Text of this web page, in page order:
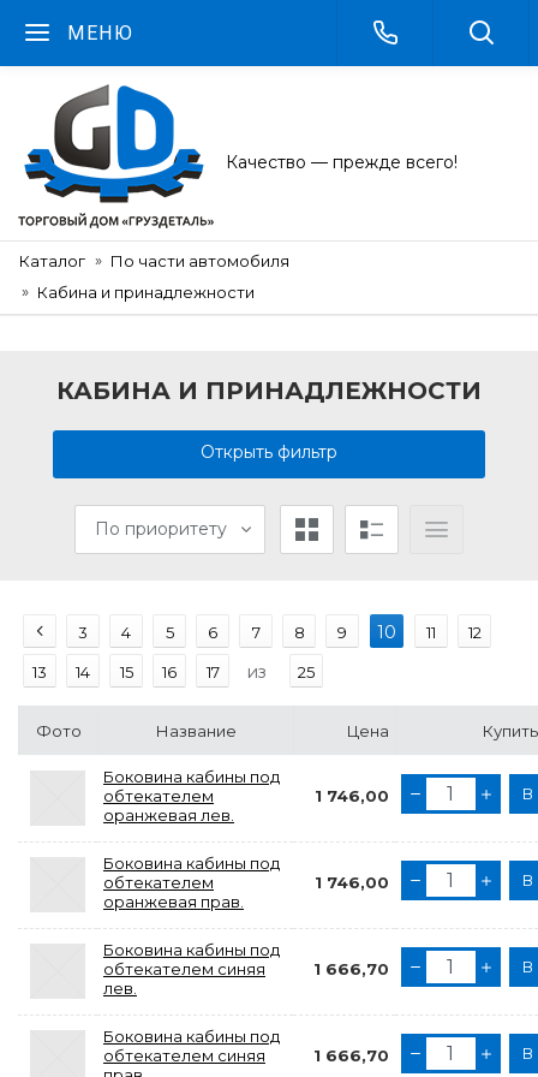
МЕНЮ
Качество — прежде всего!
Каталог
По части автомобиля
Кабина и принадлежности
КАБИНА И ПРИНАДЛЕЖНОСТИ
Открыть фильтр
По приоритету
3 4 5 6 7 8 9 10 11 12
13 14 15 16 17 из 25
Фото Название Цена Купить
Боковина кабины под
обтекателем
оранжевая лев.
1 746,00 В
Боковина кабины под
обтекателем
оранжевая прав.
1 746,00 В
Боковина кабины под
обтекателем синяя
лев.
1 666,70 В
Боковина кабины под
обтекателем синяя
1 666,70 В